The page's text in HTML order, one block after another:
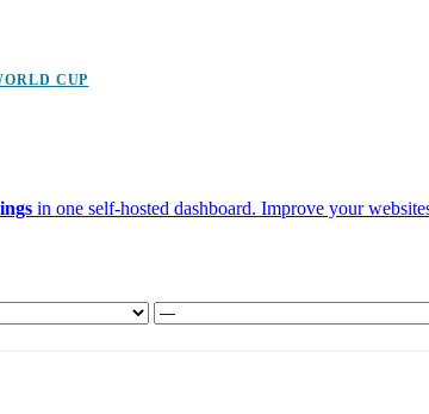
CUP
in one self-hosted dashboard. Improve your